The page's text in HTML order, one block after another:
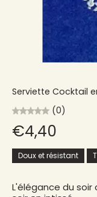
Serviette Cocktail
(0)
€4,40
Doux et résistant
L'élégance du